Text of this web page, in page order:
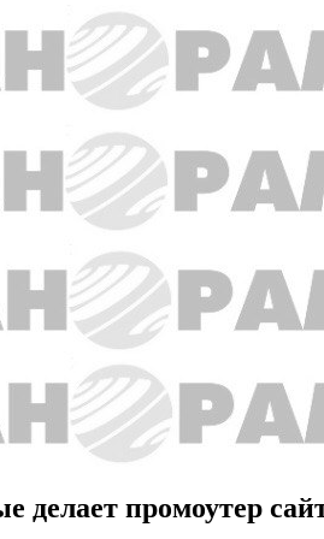
делает промоутер